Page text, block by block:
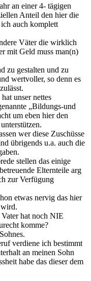
an einer 4- tägigen
Anteil den hier die
auch komplett
Väter die wirklich
mit Geld muss man(n)
zu gestalten und zu
wertvoller, so denn es
unser nettes
„Bildungs-und
um eben hier den
wer diese Zuschüsse
übrigends u.a. auch die
stellen das einige
Elternteile arg
zur Verfügung
etwas nervig das hier
hat noch NIE
komme?
verdiene ich bestimmt
an meinen Sohn
habe das dieser dem